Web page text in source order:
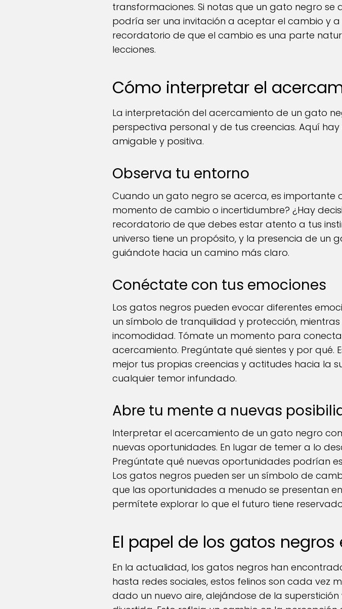
transformaciones. Si notas que un gato negro
podría ser una invitación a aceptar el cambio y
recordatorio de que el cambio es una parte
lecciones.
Cómo interpretar el
La interpretación del acercamiento de un gato
perspectiva personal y de tus creencias. Aquí
amigable y positiva.
Observa tu entorno
Cuando un gato negro se acerca, es importante
momento de cambio o incertidumbre? ¿Hay
recordatorio de que debes estar atento a tus
universo tiene un propósito, y la presencia de
guiándote hacia un camino más claro.
Conéctate con tus emociones
Los gatos negros pueden evocar diferentes
un símbolo de tranquilidad y protección,
incomodidad. Tómate un momento para
acercamiento. Pregúntate qué sientes y por
mejor tus propias creencias y actitudes hacia la
cualquier temor infundado.
Abre tu mente a nuevas
Interpretar el acercamiento de un gato negro
nuevas oportunidades. En lugar de temer a lo
Pregúntate qué nuevas oportunidades podrían
Los gatos negros pueden ser un símbolo de
que las oportunidades a menudo se presentan
permítete explorar lo que el futuro tiene
El papel de los gatos
En la actualidad, los gatos negros han
hasta redes sociales, estos felinos son cada vez
dado un nuevo aire, alejándose de la